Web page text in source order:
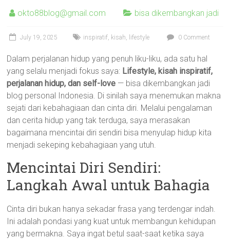
okto88blog@gmail.com bisa dikembangkan jadi
July 19, 2025 inspiratif, kisah, lifestyle 0 Comment
Dalam perjalanan hidup yang penuh liku-liku, ada satu hal
yang selalu menjadi fokus saya: Lifestyle, kisah inspiratif,
perjalanan hidup, dan self-love — bisa dikembangkan jadi
blog personal Indonesia. Di sinilah saya menemukan makna
sejati dari kebahagiaan dan cinta diri. Melalui pengalaman
dan cerita hidup yang tak terduga, saya merasakan
bagaimana mencintai diri sendiri bisa menyulap hidup kita
menjadi sekeping kebahagiaan yang utuh.
Mencintai Diri Sendiri:
Langkah Awal untuk Bahagia
Cinta diri bukan hanya sekadar frasa yang terdengar indah.
Ini adalah pondasi yang kuat untuk membangun kehidupan
yang bermakna. Saya ingat betul saat-saat ketika saya